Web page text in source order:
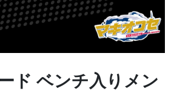
ド ベンチ入りメン